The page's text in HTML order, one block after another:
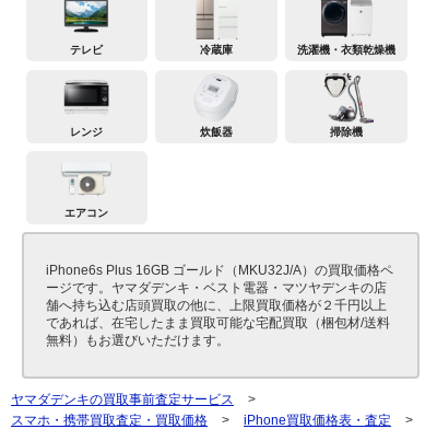
テレビ 冷蔵庫 洗濯機・衣類乾燥機
レンジ 炊飯器 掃除機
エアコン
iPhone6s Plus 16GB ゴールド（MKU32J/A）の買取価格ペ
ージです。ヤマダデンキ・ベスト電器・マツヤデンキの店
舗へ持ち込む店頭買取の他に、上限買取価格が２千円以上
であれば、在宅したまま買取可能な宅配買取（梱包材/送料
無料）もお選びいただけます。
ヤマダデンキの買取事前査定サービス
>
スマホ・携帯買取査定・買取価格
> iPhone買取価格表・査定
>